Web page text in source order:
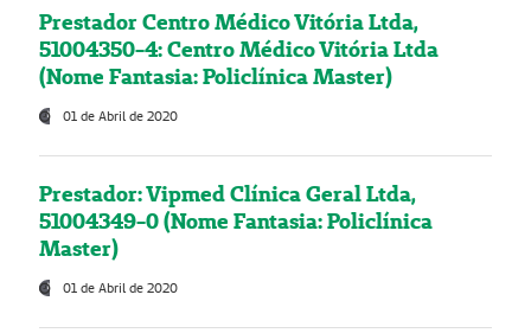
Prestador Centro Médico Vitória Ltda,
51004350-4: Centro Médico Vitória Ltda
(Nome Fantasia: Policlínica Master)
01 de Abril de 2020
Prestador: Vipmed Clínica Geral Ltda,
51004349-0 (Nome Fantasia: Policlínica
Master)
01 de Abril de 2020